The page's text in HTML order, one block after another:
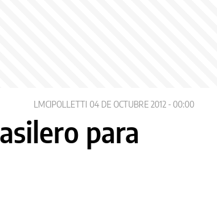
LMCIPOLLETTI 04 DE OCTUBRE 2012 - 00:00
para